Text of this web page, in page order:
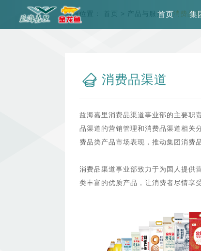
首页 集
当前位置： 首页 > 产品与服务 > 消费品
消费品渠道
益海嘉里消费品渠道事业部的主要职
品渠道的营销管理和消费品渠道相关
费品类产品市场表现，推动集团消费
消费品渠道事业部致力于为国人提供
类丰富的优质产品，让消费者尽情享